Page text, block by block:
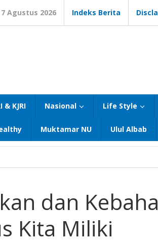
7 Agustus 2026 Indeks Berita
& KJRI Nasional Life Style
Muktamar NU Ulul Albab
dan
Kita Miliki